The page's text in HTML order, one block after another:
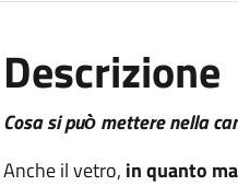
Descrizione
Cosa si può̀ mettere nella
Anche il vetro, in quanto